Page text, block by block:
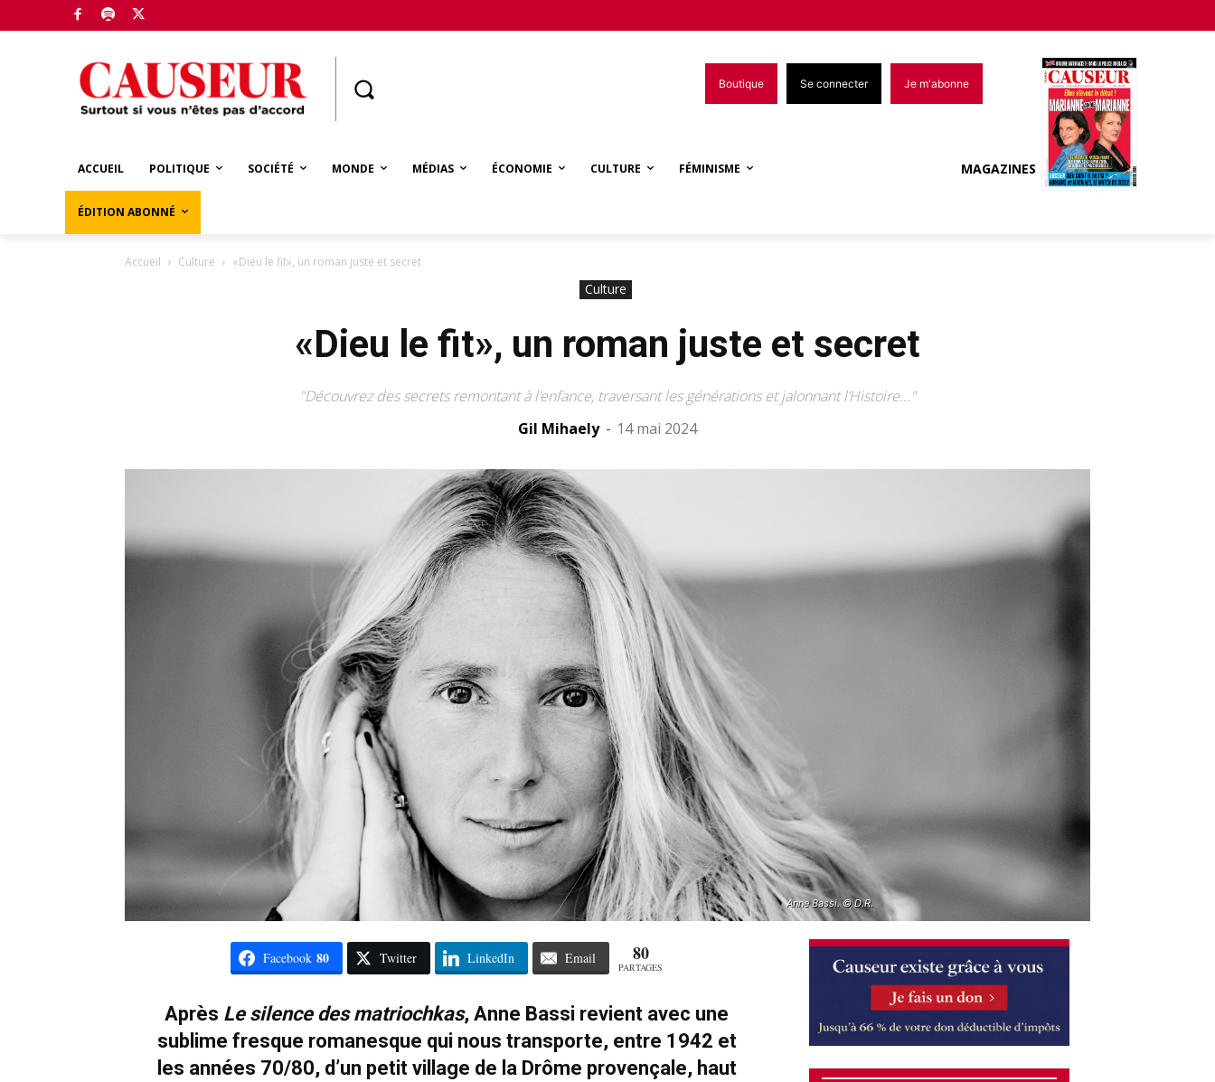
Boutique Se connecter Je m'abonne
ACCUEIL POLITIQUE SOCIÉTÉ MONDE MÉDIAS ÉCONOMIE CULTURE FÉMINISME
ÉDITION ABONNÉ
MAGAZINES
Accueil Culture «Dieu le fit», un roman juste et secret
Culture
«Dieu le fit», un roman juste et secret
"Découvrez des secrets remontant à l’enfance, traversant les générations et jalonnant l’Histoire..."
Gil Mihaely - 14 mai 2024
Anne Bassi. © D.R.
Facebook 80 Twitter LinkedIn Email 80
PARTAGES
Après Le silence des matriochkas, Anne Bassi revient avec une
sublime fresque romanesque qui nous transporte, entre 1942 et
les années 70/80, d’un petit village de la Drôme provençale, haut